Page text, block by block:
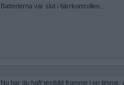
Batterierna var slut i fjärrkontrollen.
Nu har du haft testbild framme i en